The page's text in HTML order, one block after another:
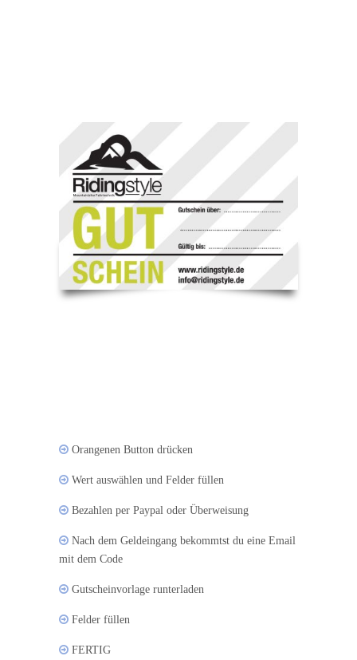
Orangenen Button drücken
Wert auswählen und Felder füllen
Bezahlen per Paypal oder Überweisung
Nach dem Geldeingang bekommtst du eine Email
mit dem Code
Gutscheinvorlage runterladen
Felder füllen
FERTIG